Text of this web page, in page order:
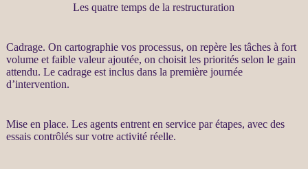
Les quatre temps de la restructuration
Cadrage. On cartographie vos processus, on repère les tâches à fort
volume et faible valeur ajoutée, on choisit les priorités selon le gain
attendu. Le cadrageest inclus dans la première journée
d’intervention.
Mise en place. Les agentsentrent en service par étapes, avec des
essais contrôlés sur votre activité réelle.